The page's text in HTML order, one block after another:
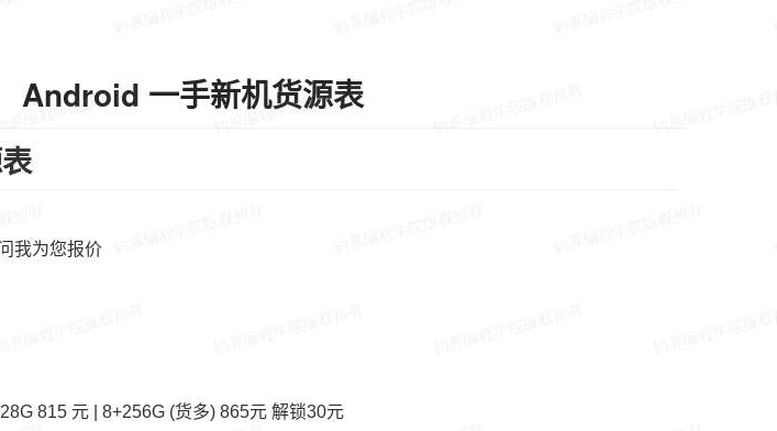
Android 一手新机货源表
我为您报价
815 元 | 8+256G (货多) 865元 解锁30元